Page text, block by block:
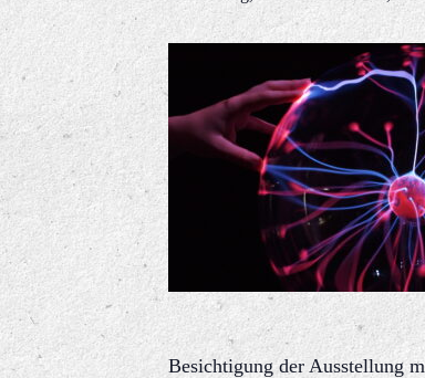
Besichtigung der Ausstellung